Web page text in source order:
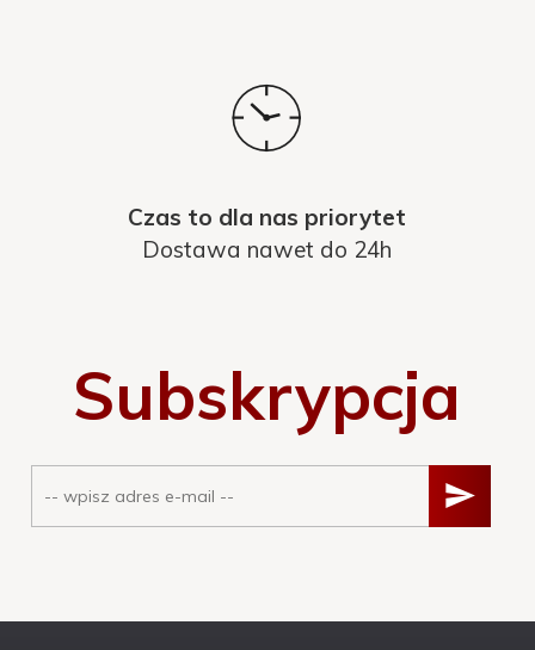
Czas to dla nas priorytet
Dostawa nawet do 24h
Subskrypcja